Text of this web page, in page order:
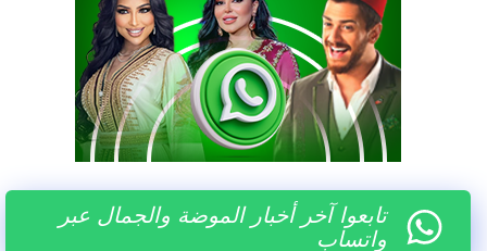
تابعوا آخر أخبار الموضة والجمال عبر
واتساب